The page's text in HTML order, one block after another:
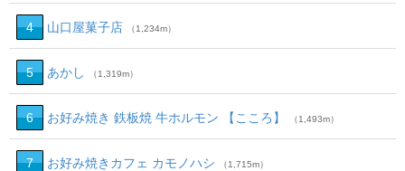
4 山口屋菓子店 （1,234m）
5 あかし （1,319m）
6 お好み焼き 鉄板焼 牛ホルモン 【こころ】 （1,493m）
7 お好み焼きカフェ カモノハシ （1,715m）